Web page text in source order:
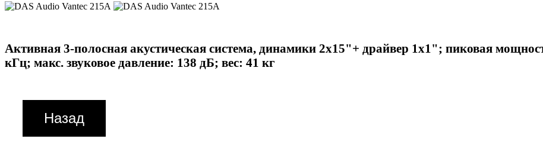
Активная 3-полосная акустическая система, динамики 2х15"+ драйвер 1x1"; пиковая
кГц; макс. звуковое давление: 138 дБ; вес: 41 кг